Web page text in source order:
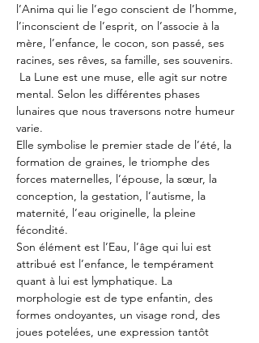
l’Anima qui lie l’ego conscient de l’homme,
l’inconscient de l’esprit, on l’associe à la
mère, l’enfance, le cocon, son passé, ses
racines, ses rêves, sa famille, ses souvenirs.
La Lune est une muse, elle agit sur notre
mental. Selon les différentes phases
lunaires que nous traversons notre humeur
varie.
Elle symbolise le premier stade de l’été, la
formation de graines, le triomphe des
forces maternelles, l’épouse, la sœur, la
conception, la gestation, l’autisme, la
maternité, l’eau originelle, la pleine
fécondité.
Son élément est l’Eau, l’âge qui lui est
attribué est l’enfance, le tempérament
quant à lui est lymphatique. La
morphologie est de type enfantin, des
formes ondoyantes, un visage rond, des
joues potelées, une expression tantôt